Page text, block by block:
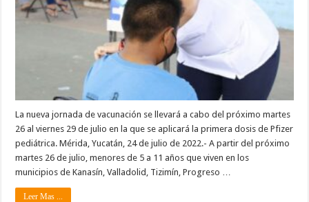
La nueva jornada de vacunación se llevará a cabo del próximo martes
26 al viernes 29 de julio en la que se aplicará la primera dosis de Pfizer
pediátrica. Mérida, Yucatán, 24 de julio de 2022.- A partir del próximo
martes 26 de julio, menores de 5 a 11 años que viven en los
municipios de Kanasín, Valladolid, Tizimín, Progreso …
Leer Mas ...